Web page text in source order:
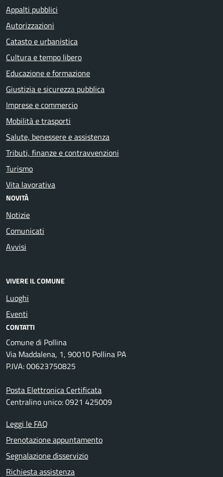
Appalti pubblici
Autorizzazioni
Catasto e urbanistica
Cultura e tempo libero
Educazione e formazione
Giustizia e sicurezza pubblica
Imprese e commercio
Mobilità e trasporti
Salute, benessere e assistenza
Tributi, finanze e contravvenzioni
Turismo
Vita lavorativa
NOVITÀ
Notizie
Comunicati
Avvisi
VIVERE IL COMUNE
Luoghi
Eventi
CONTATTI
Comune di Pollina
Via Maddalena, 1, 90010 Pollina PA
P.IVA: 00623750825
Posta Elettronica Certificata
Centralino unico: 0921 425009
Leggi le FAQ
Prenotazione appuntamento
Segnalazione disservizio
Richiesta assistenza